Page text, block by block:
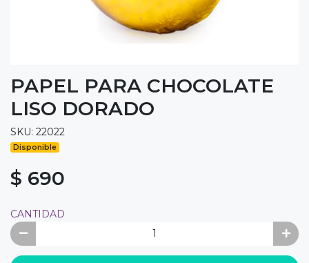
PAPEL PARA CHOCOLATE
LISO DORADO
SKU: 22022
Disponible
$ 690
CANTIDAD